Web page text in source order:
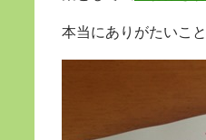
本当にありがたいこと